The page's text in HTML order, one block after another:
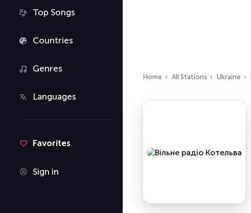
Top Songs
Countries
Genres
Languages
Favorites
Sign in
Home All Stations Ukraine